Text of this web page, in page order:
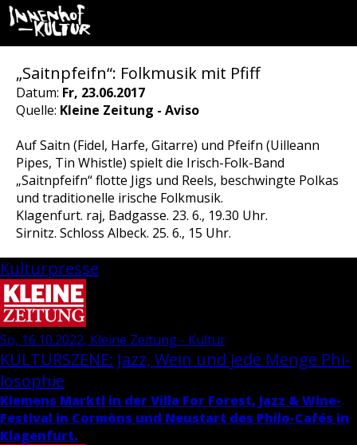
„Saitnpfeifn“: Folkmusik mit Pfiff
Datum: Fr, 23.06.2017
Quelle: Kleine Zeitung - Aviso
Auf Saitn (Fidel, Harfe, Gitarre) und Pfeifn (Uilleann
Pipes, Tin Whistle) spielt die Irisch-Folk-Band
„Saitnpfeifn“ flotte Jigs und Reels, beschwingte Polkas
und traditionelle irische Folkmusik.
Klagenfurt. raj, Badgasse. 23. 6., 19.30 Uhr.
Sirnitz. Schloss Albeck. 25. 6., 15 Uhr.
Kulturpresse
So, 16.10.2022, Kleine Zeitung - Kultur
KUL­TUR­SZE­NE: Jazz, Wein und jede Menge Phi­
lo­so­phie
Kle­mens Marktl in der Villa For Fo­rest, Jazz & Wi­ne-
Fes­ti­val in Cormòns und Neu­start des Phi­lo-Cafés in
Kla­gen­furt.